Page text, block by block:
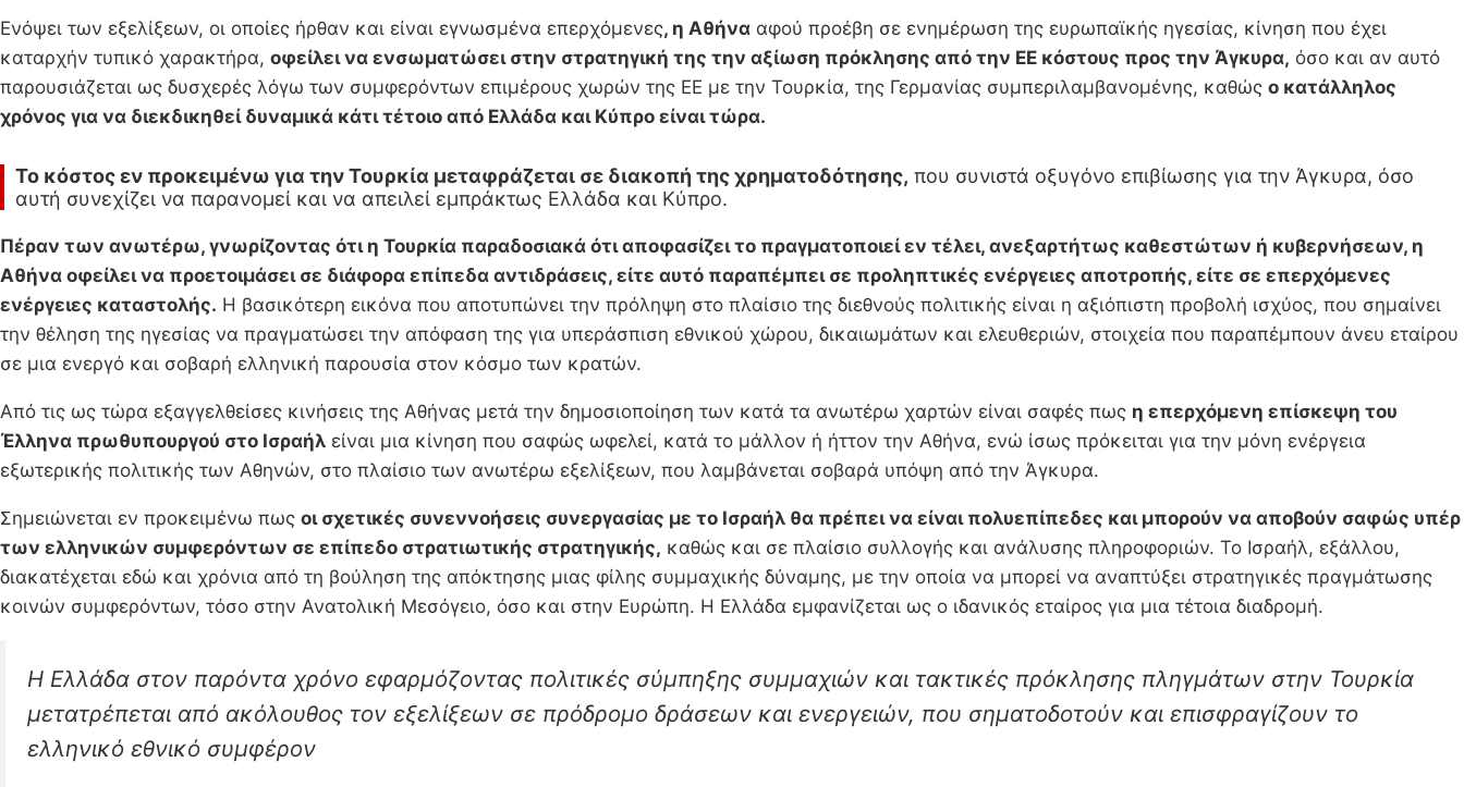
Ενόψει των εξελίξεων, οι οποίες ήρθαν και είναι εγνωσμένα επερχόμενες, η Αθήνα αφού προέβη σε ενημέρωση της ευρωπαϊκής ηγεσίας, κίνηση που έχει
καταρχήν τυπικό χαρακτήρα, οφείλει να ενσωματώσει στην στρατηγική της την αξίωση πρόκλησης από την ΕΕ κόστους προς την Άγκυρα, όσο και αν αυτό
παρουσιάζεται ως δυσχερές λόγω των συμφερόντων επιμέρους χωρών της ΕΕ με την Τουρκία, της Γερμανίας συμπεριλαμβανομένης, καθώς ο κατάλληλος
χρόνος για να διεκδικηθεί δυναμικά κάτι τέτοιο από Ελλάδα και Κύπρο είναι τώρα.
Το κόστος εν προκειμένω για την Τουρκία μεταφράζεται σε διακοπή της χρηματοδότησης, που συνιστά οξυγόνο επιβίωσης για την Άγκυρα, όσο
αυτή συνεχίζει να παρανομεί και να απειλεί εμπράκτως Ελλάδα και Κύπρο.
Πέραν των ανωτέρω, γνωρίζοντας ότι η Τουρκία παραδοσιακά ότι αποφασίζει το πραγματοποιεί εν τέλει, ανεξαρτήτως καθεστώτων ή κυβερνήσεων, η
Αθήνα οφείλει να προετοιμάσει σε διάφορα επίπεδα αντιδράσεις, είτε αυτό παραπέμπει σε προληπτικές ενέργειες αποτροπής, είτε σε επερχόμενες
ενέργειες καταστολής. Η βασικότερη εικόνα που αποτυπώνει την πρόληψη στο πλαίσιο της διεθνούς πολιτικής είναι η αξιόπιστη προβολή ισχύος, που σημαίνει
την θέληση της ηγεσίας να πραγματώσει την απόφαση της για υπεράσπιση εθνικού χώρου, δικαιωμάτων και ελευθεριών, στοιχεία που παραπέμπουν άνευ εταίρου
σε μια ενεργό και σοβαρή ελληνική παρουσία στον κόσμο των κρατών.
Από τις ως τώρα εξαγγελθείσες κινήσεις της Αθήνας μετά την δημοσιοποίηση των κατά τα ανωτέρω χαρτών είναι σαφές πως η επερχόμενη επίσκεψη του
Έλληνα πρωθυπουργού στο Ισραήλ είναι μια κίνηση που σαφώς ωφελεί, κατά το μάλλον ή ήττον την Αθήνα, ενώ ίσως πρόκειται για την μόνη ενέργεια
εξωτερικής πολιτικής των Αθηνών, στο πλαίσιο των ανωτέρω εξελίξεων, που λαμβάνεται σοβαρά υπόψη από την Άγκυρα.
Σημειώνεται εν προκειμένω πως οι σχετικές συνεννοήσεις συνεργασίας με το Ισραήλ θα πρέπει να είναι πολυεπίπεδες και μπορούν να αποβούν σαφώς υπέρ
των ελληνικών συμφερόντων σε επίπεδο στρατιωτικής στρατηγικής, καθώς και σε πλαίσιο συλλογής και ανάλυσης πληροφοριών. Το Ισραήλ, εξάλλου,
διακατέχεται εδώ και χρόνια από τη βούληση της απόκτησης μιας φίλης συμμαχικής δύναμης, με την οποία να μπορεί να αναπτύξει στρατηγικές πραγμάτωσης
κοινών συμφερόντων, τόσο στην Ανατολική Μεσόγειο, όσο και στην Ευρώπη. Η Ελλάδα εμφανίζεται ως ο ιδανικός εταίρος για μια τέτοια διαδρομή.
Η Ελλάδα στον παρόντα χρόνο εφαρμόζοντας πολιτικές σύμπηξης συμμαχιών και τακτικές πρόκλησης πληγμάτων στην Τουρκία
μετατρέπεται από ακόλουθος τον εξελίξεων σε πρόδρομο δράσεων και ενεργειών, που σηματοδοτούν και επισφραγίζουν το
ελληνικό εθνικό συμφέρον